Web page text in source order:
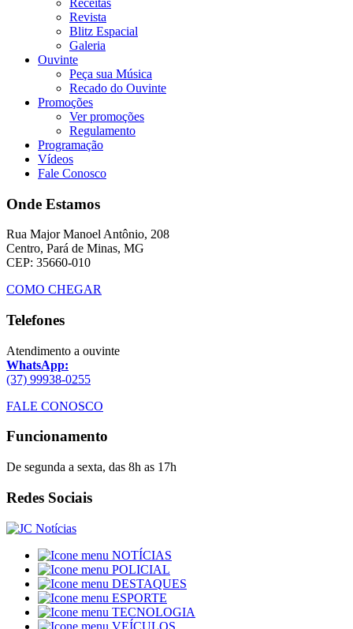
Revista
Blitz Espacial
Galeria
Ouvinte
Peça sua Música
Recado do Ouvinte
Promoções
Ver promoções
Regulamento
Programação
Vídeos
Fale Conosco
Onde Estamos
Rua Major Manoel Antônio, 208
Centro, Pará de Minas, MG
CEP: 35660-010
COMO CHEGAR
Telefones
Atendimento a ouvinte
WhatsApp:
(37) 99938-0255
FALE CONOSCO
Funcionamento
De segunda a sexta, das 8h as 17h
Redes Sociais
NOTÍCIAS
POLICIAL
DESTAQUES
ESPORTE
TECNOLOGIA
VEÍCULOS